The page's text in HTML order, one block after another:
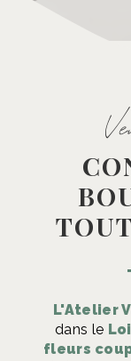
L'Atelier
dans le
fleurs